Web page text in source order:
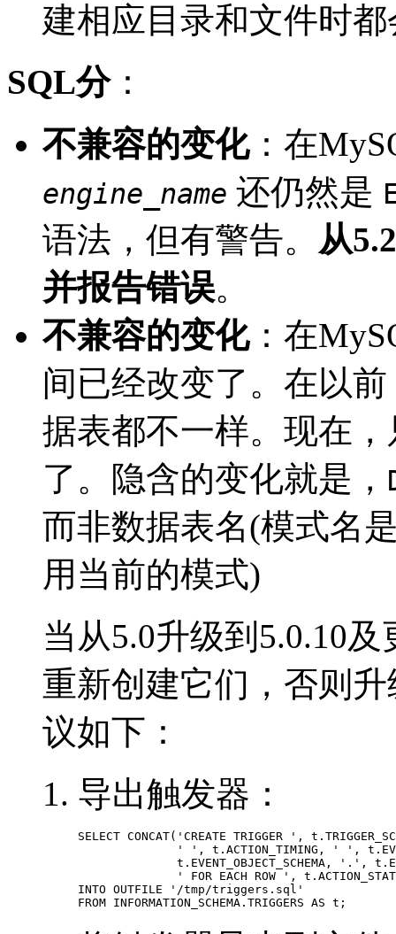
建相应目录和文件时
SQL分：
不兼容的变化：在
engine_name 还仍然是
语法，但有警告。 从
并报告错误。
不兼容的变化：在
间已经改变了。在以
据表都不一样。现在
了。隐含的变化就是，
而非数据表名(模式名
用当前的模式)
当从5.0升级到5.0.10
重新创建它们，否则
议如下：
导出触发器：
SELECT CONCAT('CREATE TRIGGER ',
' ', t.ACTION_TIMING, ' ',
t.EVENT_OBJECT_SCHEMA, '.',
' FOR EACH ROW ',
INTO OUTFILE '/tmp/triggers.sql'